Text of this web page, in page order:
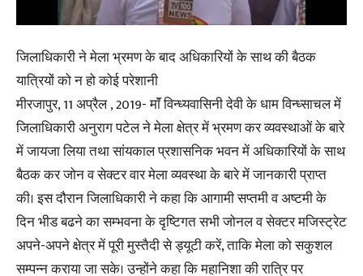
जिलाधिकारी ने मेला भ्रमण के बाद अधिकारियों के साथ की बैठक
यात्रियों को न हो कोई परेशानी
मीरजापुर, 11 अप्रैल , 2019- माॅं विन्ध्यवासिनी देवी के धाम विन्ध्साचल में
जिलाधिकारी अनुराग पटेल ने मेला क्षेत्र में भ्रमण कर व्यवस्थाओं के बारे
में जायजा लिया तथा सांयकाल प्रशासनिक भवन में अधिकारियों के साथ
बैठक कर जोन व सेक्टर वार मेला व्यवस्था के बारे में जानकारी प्राप्त
की। इस दौरान जिलाधिकारी ने कहा कि आगामी सप्तमी व अष्टमी के
दिन भीड बढने का सम्भवना के दृष्टिगत सभी जोनल व सेक्टर मजिस्ट्रेट
अपने-अपने क्षेत्र में पूरी मुस्तैदी से ड्यूटी करें, ताकि मेला को सकुशल
सम्पन्न कराया जा सके। उन्होंने कहा कि महानिशा की रात्रि पर